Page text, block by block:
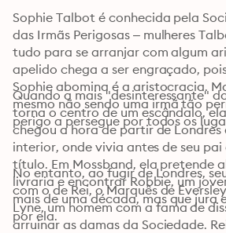
Sophie Talbot é conhecida pela
das Irmãs Perigosas – mulheres
tudo para se arranjar com algum
apelido chega a ser engraçado,
Sophie abomina é a aristocracia.
mesmo não sendo uma irmã tão
perigo a persegue por todos os
Quando a mais "desinteressante"
torna o centro de um escândalo,
chegou a hora de partir de
interior, onde vivia antes de seu
título. Em Mossband, ela pretende
livraria e encontrar Robbie, um
mais de uma década, mas que jura
por ela.
No entanto, ao fugir de Londres,
com o de Rei, o Marquês de
Lyne, um homem com a fama de
arruinar as damas da Sociedade.